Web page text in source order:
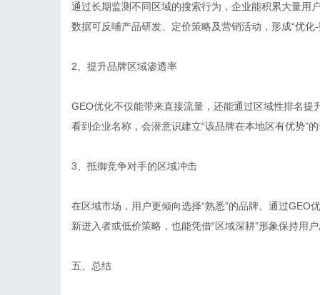
通过长期监测不同区域的搜索行为，企业能积累大量用
数据可反哺产品研发、定价策略及营销活动，形成“优化
2、提升品牌区域渗透率
GEO优化不仅能带来直接流量，还能通过区域性排名提
看到企业名称，会潜意识建立“该品牌在本地区有优势”
3、抵御竞争对手的区域冲击
在区域市场，用户更倾向选择“熟悉”的品牌。通过
新进入者或低价策略，也能凭借“区域深耕”形象保持用
五、总结